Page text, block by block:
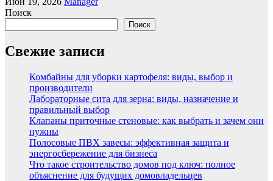
Поиск
Поиск
Свежие записи
Комбайны для уборки картофеля: виды, выбор и
производители
Лабораторные сита для зерна: виды, назначение и
правильный выбор
Клапаны приточные стеновые: как выбрать и зачем они
нужны
Полосовые ПВХ завесы: эффективная защита и
энергосбережение для бизнеса
Что такое строительство домов под ключ: полное
объяснение для будущих домовладельцев